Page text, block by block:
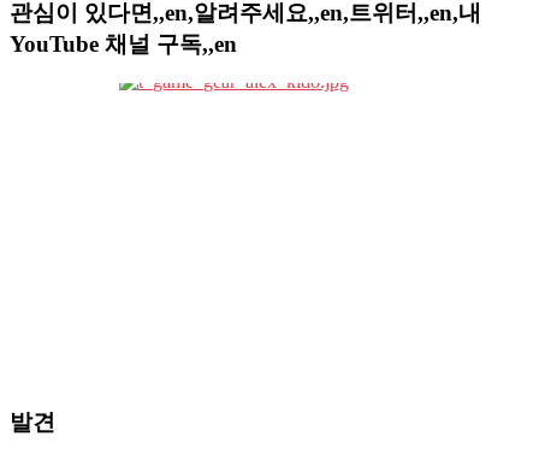
관심이 있다면,,en,알려주세요,,en,트위터,,en,내
YouTube 채널 구독,,en
발견